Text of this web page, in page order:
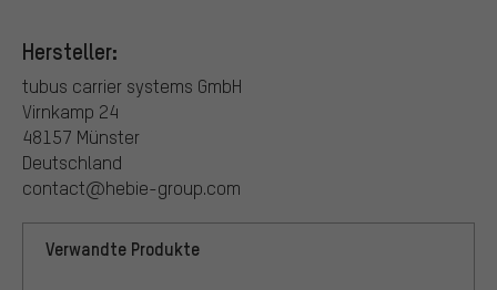
Hersteller:
tubus carrier systems GmbH
Virnkamp 24
48157 Münster
Deutschland
contact@hebie-group.com
Verwandte Produkte